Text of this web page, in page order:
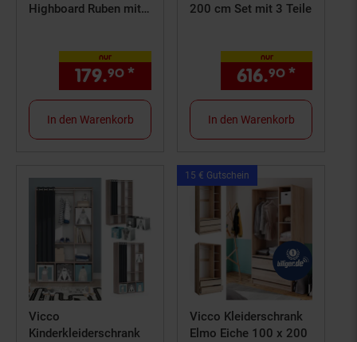
Highboard Ruben mit
nur
179.90 * € Sternchen
In den Warenkorb
200 cm Set mit 3 Teile
nur
616.90 *
In den Warenkorb
Vicco
Kinderkleiderschrank
Vicco Kleiderschrank
Elmo Eiche 100 x 200
15 € Gutschein
Artikel15